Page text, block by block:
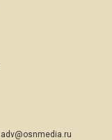
adv@osnmedia.ru